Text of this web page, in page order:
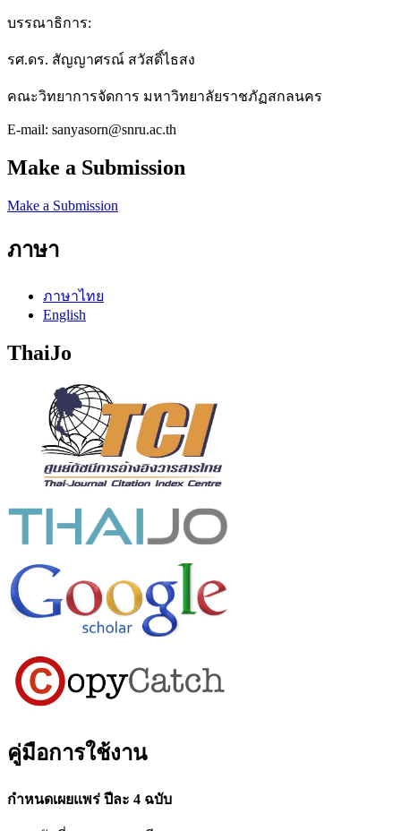
บรรณาธิการ:
รศ.ดร. สัญญาศรณ์ สวัสดิ์ไธสง
คณะวิทยาการจัดการ มหาวิทยาลัยราชภัฏสกลนคร
E-mail: sanyasorn@snru.ac.th
Make a Submission
Make a Submission
ภาษา
ภาษาไทย
English
ThaiJo
คู่มือการใช้งาน
กำหนดเผยแพร่ ปีละ 4 ฉบับ